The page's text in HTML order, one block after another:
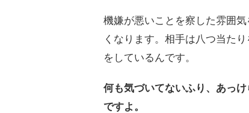
機嫌が悪いことを察した雰囲
くなります。相手は八つ当た
をしているんです。
何も気づいてないふり、あっ
ですよ。